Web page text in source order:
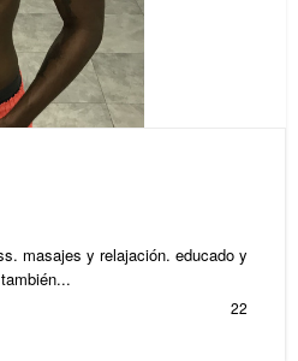
masajes y relajación. educado y
22